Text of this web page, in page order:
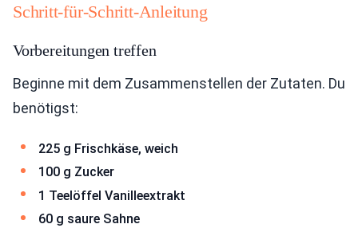
Schritt-für-Schritt-Anleitung
Vorbereitungen treffen
Beginne mit dem Zusammenstellen der Zutaten. Du
benötigst:
225 g Frischkäse, weich
100 g Zucker
1 Teelöffel Vanilleextrakt
60 g saure Sahne